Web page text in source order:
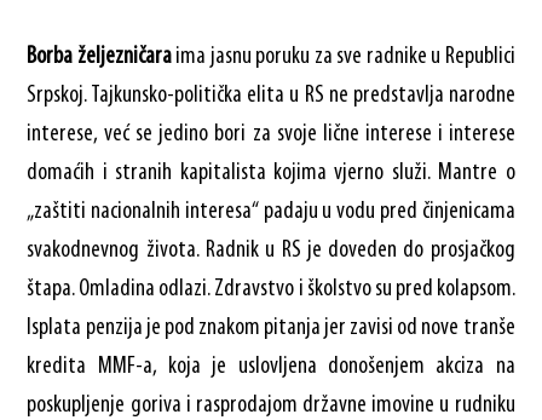
Borba željezničaraima jasnu poruku za sve radnike u Republici
Srpskoj. Tajkunsko-politička elita u RS ne predstavlja narodne
interese, već se jedino bori za svoje lične interese i interese
domaćih i stranih kapitalista kojima vjerno služi. Mantre o
„zaštiti nacionalnih interesa“ padaju u vodu pred činjenicama
svakodnevnog života. Radnik u RS je doveden do prosjačkog
štapa. Omladina odlazi. Zdravstvo i školstvo su pred kolapsom.
Isplata penzija je pod znakom pitanja jer zavisi od nove tranše
kredita MMF-a, koja je uslovljena donošenjem akciza na
poskupljenje goriva i rasprodajom državne imovine u rudniku